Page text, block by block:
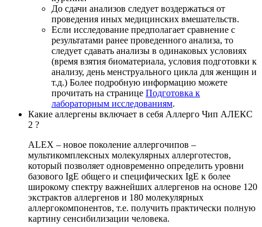
До сдачи анализов следует воздержаться от
проведения иных медицинских вмешательств.
Если исследование предполагает сравнение с
результатами ранее проведенного анализа, то
следует сдавать анализы в одинаковых условиях
(время взятия биоматериала, условия подготовки к
анализу, день менструального цикла для женщин и
т.д.) Более подробную информацию можете
прочитать на странице Подготовка к
лабораторным исследованиям.
Какие аллергены включает в себя Аллерго Чип АЛЕКС
2 ?
ALEX – новое поколение аллергочипов –
мультикомплексных молекулярных аллерготестов,
который позволяет одновременно определить уровни
базового IgE общего и специфических IgE к более
широкому спектру важнейших аллергенов на основе 120
экстрактов аллергенов и 180 молекулярных
аллергокомпонентов, т.е. получить практически полную
картину сенсибилизации человека.